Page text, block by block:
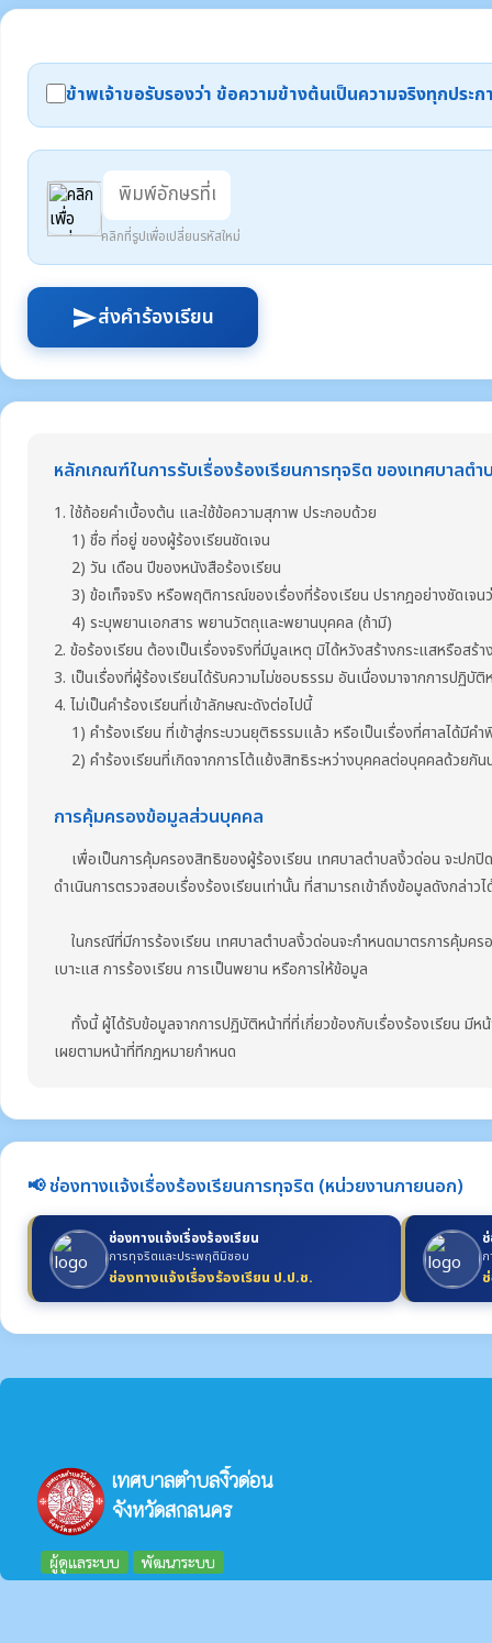
ข้าพเจ้าขอรับรองว่า ข้อความข้างต้นเป็นความจริงทุกปร
คลิกที่รูปเพื่อเปลี่ยนรหัสใหม่
sendส่งคำร้องเรียน
หลักเกณฑ์ในการรับเรื่องร้องเรียนการทุจริต ของเทศบาลต
1. ใช้ถ้อยคำเบื้องต้น และใช้ข้อความสุภาพ ประกอบด้วย
1) ชื่อ ที่อยู่ ของผู้ร้องเรียนชัดเจน
2) วัน เดือน ปีของหนังสือร้องเรียน
3) ข้อเท็จจริง หรือพฤติการณ์ของเรื่องที่ร้องเรียน ปรากฎอย่างชัดเจน
4) ระบุพยานเอกสาร พยานวัตถุและพยานบุคคล (ถ้ามี)
2. ข้อร้องเรียน ต้องเป็นเรื่องจริงที่มีมูลเหตุ มิได้หวังสร้างกระแสหรือสร้
3. เป็นเรื่องที่ผู้ร้องเรียนได้รับความไม่ชอบธรรม อันเนื่องมาจากการปฏิบั
4. ไม่เป็นคำร้องเรียนที่เข้าลักษณะดังต่อไปนี้
1) คำร้องเรียน ที่เข้าสู่กระบวนยุติธรรมแล้ว หรือเป็นเรื่องที่ศาลได้มีค
2) คำร้องเรียนที่เกิดจากการโต้แย้งสิทธิระหว่างบุคคลต่อบุคคลด้วยกั
การคุ้มครองข้อมูลส่วนบุคคล
เพื่อเป็นการคุ้มครองสิทธิของผู้ร้องเรียน เทศบาลตำบลงิ้วด่อน จะปกปิ
ดำเนินการตรวจสอบเรื่องร้องเรียนเท่านั้น ที่สามารถเข้าถึงข้อมูลดังกล่าวไ
ในกรณีที่มีการร้องเรียน เทศบาลตำบลงิ้วด่อนจะกำหนดมาตรการคุ้มคร
เบาะแส การร้องเรียน การเป็นพยาน หรือการให้ข้อมูล
ทั้งนี้ ผู้ได้รับข้อมูลจากการปฏิบัติหน้าที่ที่เกี่ยวข้องกับเรื่องร้องเรียน มีห
เผยตามหน้าที่ทีกฎหมายกำหนด
📢 ช่องทางแจ้งเรื่องร้องเรียนการทุจริต (หน่วยงานภายนอก)
ช่องทางแจ้งเรื่องร้องเรียน
การทุจริตและประพฤติมิชอบ
ช่องทางแจ้งเรื่องร้องเรียน ป.ป.ช.
เทศบาลตำบลงิ้วด่อน
จังหวัดสกลนคร
ผู้ดูแลระบบ พัฒนาระบบ